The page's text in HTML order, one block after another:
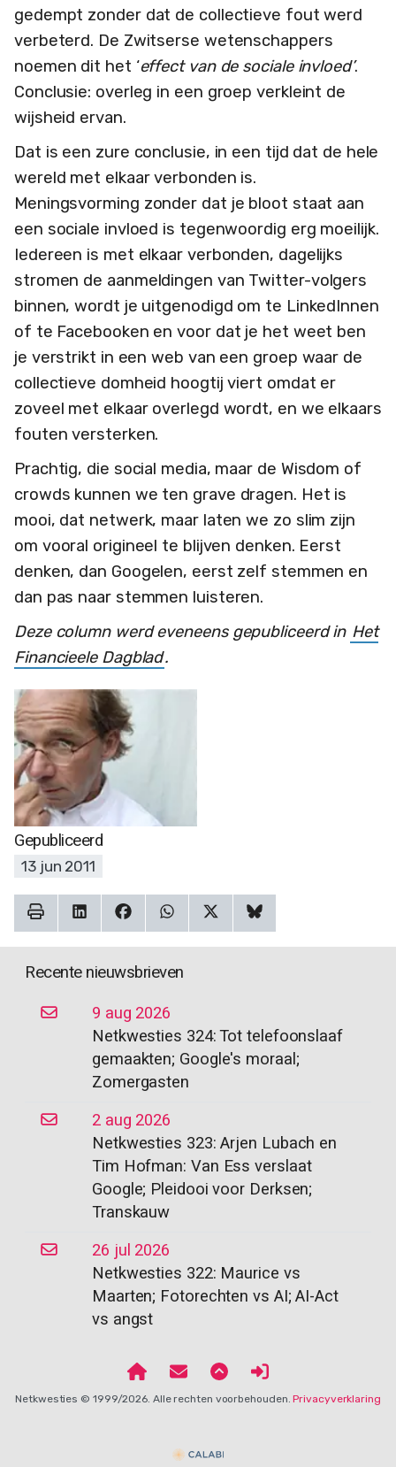
gedempt zonder dat de collectieve fout werd
verbeterd. De Zwitserse wetenschappers
noemen dit het ‘effect van de sociale invloed’.
Conclusie: overleg in een groep verkleint de
wijsheid ervan.
Dat is een zure conclusie, in een tijd dat de hele
wereld met elkaar verbonden is.
Meningsvorming zonder dat je bloot staat aan
een sociale invloed is tegenwoordig erg moeilijk.
Iedereen is met elkaar verbonden, dagelijks
stromen de aanmeldingen van Twitter-volgers
binnen, wordt je uitgenodigd om te LinkedInnen
of te Facebooken en voor dat je het weet ben
je verstrikt in een web van een groep waar de
collectieve domheid hoogtij viert omdat er
zoveel met elkaar overlegd wordt, en we elkaars
fouten versterken.
Prachtig, die social media, maar de Wisdom of
crowds kunnen we ten grave dragen. Het is
mooi, dat netwerk, maar laten we zo slim zijn
om vooral origineel te blijven denken. Eerst
denken, dan Googelen, eerst zelf stemmen en
dan pas naar stemmen luisteren.
Deze column werd eveneens gepubliceerd in Het
Financieele Dagblad.
Gepubliceerd
13 jun 2011
Recente nieuwsbrieven
9 aug 2026
Netkwesties 324: Tot telefoonslaaf
gemaakten; Google's moraal;
Zomergasten
2 aug 2026
Netkwesties 323: Arjen Lubach en
Tim Hofman: Van Ess verslaat
Google; Pleidooi voor Derksen;
Transkauw
26 jul 2026
Netkwesties 322: Maurice vs
Maarten; Fotorechten vs AI; AI-Act
vs angst
Netkwesties © 1999/2026. Alle rechten voorbehouden.Privacyverklaring